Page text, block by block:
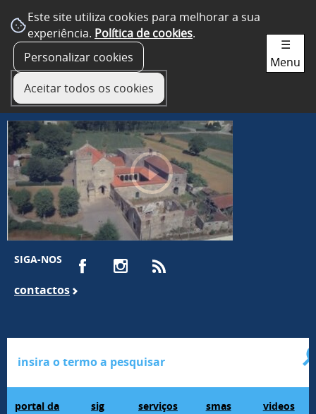
Este site utiliza cookies para melhorar a sua
experiência. Política de cookies.
Personalizar cookies
Aceitar todos os cookies
SIGA-NOS
contactos
portal da
sig
serviços
smas
videos
☰
Menu